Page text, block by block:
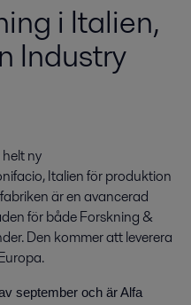
i Italien,
Industry
ny
Italien för produktion
är en avancerad
för både Forskning &
Den kommer att leverera
september och är Alfa